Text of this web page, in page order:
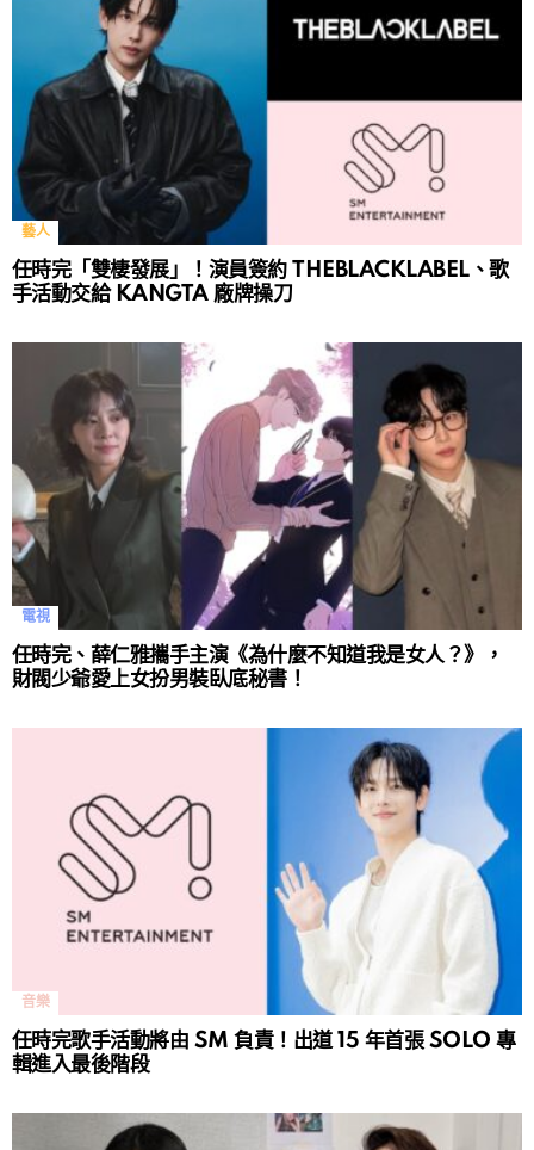
藝人
任時完「雙棲發展」！演員簽約 THEBLACKLABEL、歌
手活動交給 KANGTA 廠牌操刀
電視
任時完、薛仁雅攜手主演《為什麼不知道我是女人？》，
財閥少爺愛上女扮男裝臥底秘書！
音樂
任時完歌手活動將由 SM 負責！出道 15 年首張 SOLO 專
輯進入最後階段